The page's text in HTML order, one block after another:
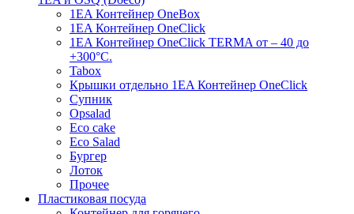
1EA Контейнер OneBox
1EA Контейнер OneClick
1EA Контейнер OneClick TERMA от – 40 до
+300°C.
Tabox
Крышки отдельно 1EA Контейнер OneClick
Супник
Opsalad
Eco cake
Eco Salad
Бургер
Лоток
Прочее
Пластиковая посуда